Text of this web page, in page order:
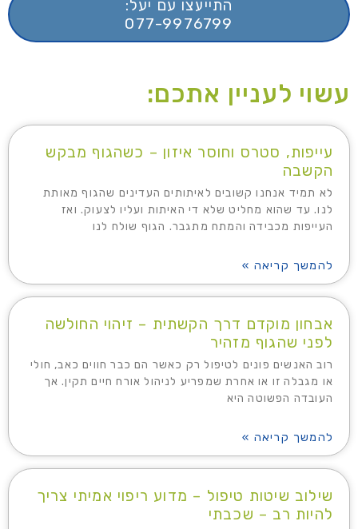
התייעצו עם יעל:
077-9976799
עשוי לעניין אתכם:
עייפות, סטרס וחוסר איזון – כשהגוף מבקש
הקשבה
לא תמיד אנחנו קשובים לאיתותים העדינים שהגוף מאותת
לנו. עד שהוא מחליט שלא די האיתות ועליו לצעוק. ואז
העייפות מכבידה והמתח מתגבר. הגוף שולח לנו
להמשך קריאה »
אבחון מוקדם דרך הקשתית – זיהוי החולשה
לפני שהגוף מזהיר
רוב האנשים פונים לטיפול רק כאשר הם כבר חווים כאב, חולי
או מגבלה זו או אחרת שמפריע לניהול אורח חיים תקין. אך
העובדה הפשוטה היא
להמשך קריאה »
שילוב שיטות טיפול – מדוע ריפוי אמיתי צריך
להיות רב – שכבתי